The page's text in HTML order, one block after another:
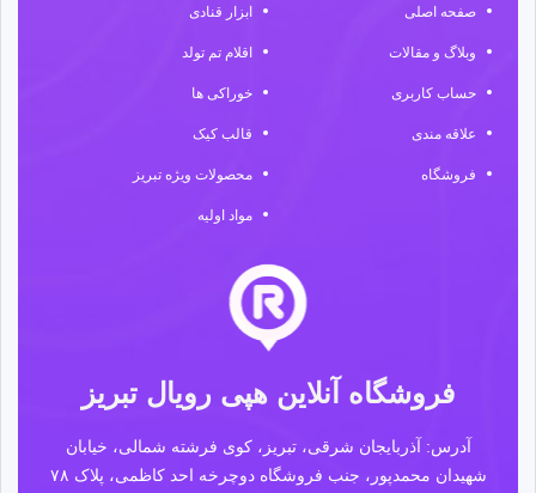
صفحه اصلی
وبلاگ و مقالات
حساب کاربری
علاقه مندی
فروشگاه
ابزار قنادی
اقلام تم تولد
خوراکی ها
قالب کیک
محصولات ویژه تبریز
مواد اولیه
فروشگاه آنلاین هپی رویال تبریز
آدرس: آذربایجان شرقی، تبریز، کوی فرشته شمالی، خیابان
شهیدان محمدپور، جنب فروشگاه دوچرخه احد کاظمی، پلاک ۷۸